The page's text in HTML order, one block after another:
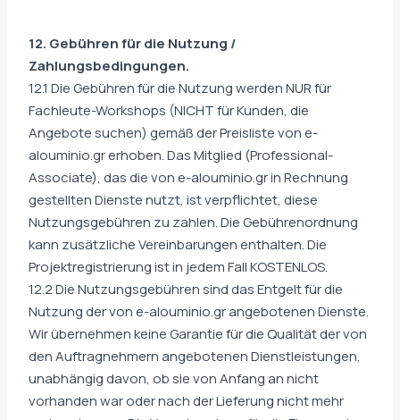
12. Gebühren für die Nutzung /
Zahlungsbedingungen.
12.1 Die Gebühren für die Nutzung werden NUR für
Fachleute-Workshops (NICHT für Kunden, die
Angebote suchen) gemäß der Preisliste von e-
alouminio.gr erhoben. Das Mitglied (Professional-
Associate), das die von e-alouminio.gr in Rechnung
gestellten Dienste nutzt, ist verpflichtet, diese
Nutzungsgebühren zu zahlen. Die Gebührenordnung
kann zusätzliche Vereinbarungen enthalten. Die
Projektregistrierung ist in jedem Fall KOSTENLOS.
12.2 Die Nutzungsgebühren sind das Entgelt für die
Nutzung der von e-alouminio.gr angebotenen Dienste.
Wir übernehmen keine Garantie für die Qualität der von
den Auftragnehmern angebotenen Dienstleistungen,
unabhängig davon, ob sie von Anfang an nicht
vorhanden war oder nach der Lieferung nicht mehr